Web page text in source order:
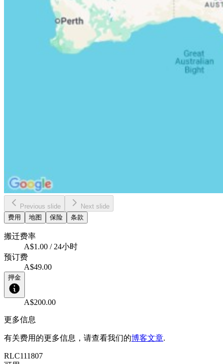
Previous slide
Next slide
费用
地图 保险 条款
搬迁费率
A$1.00 / 24小时
预订费
A$49.00
押金
A$200.00
更多信息
有关费用的更多信息，请查看我们的博客文章.
RLC111807